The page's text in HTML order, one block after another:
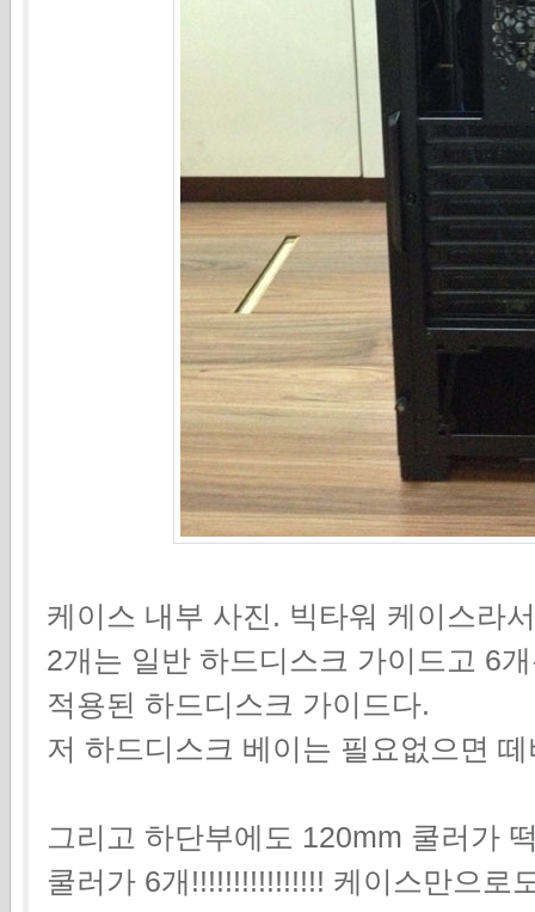
케이스 내부 사진. 빅타워 케이스라
2개는 일반 하드디스크 가이드고 6
적용된 하드디스크 가이드다.
저 하드디스크 베이는 필요없으면
그리고 하단부에도 120mm 쿨러가
쿨러가 6개!!!!!!!!!!!!!!!! 케이스만으로